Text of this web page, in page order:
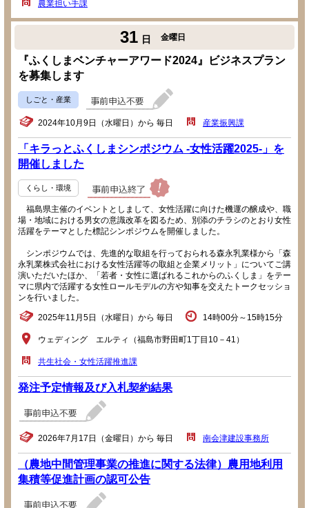
農業担い手課
31 日 金曜日
『ふくしまベンチャーアワード2024』ビジネスプラン
を募集します
しごと・産業
2024年10月9日（水曜日）から 毎日 産業振興課
「キラっとふくしまシンポジウム -女性活躍2025-」を
開催しました
くらし・環境
福島県主催のイベントとしまして、女性活躍に向けた機運の醸成や、職
場・地域における男女の意識改革を図るため、別添のチラシのとおり女性
活躍をテーマとした標記シンポジウムを開催しました。
シンポジウムでは、先進的な取組を行っておられる森永乳業様から「森
永乳業株式会社における女性活躍等の取組と企業メリット」についてご講
演いただいたほか、「若者・女性に選ばれるこれからのふくしま」をテー
マに県内で活躍する女性ロールモデルの方や知事を交えたトークセッショ
ンを行いました。
2025年11月5日（水曜日）から 毎日 14時00分～15時15分
ウェディング エルティ（福島市野田町1丁目10－41）
共生社会・女性活躍推進課
発注予定情報及び入札契約結果
2026年7月17日（金曜日）から 毎日 南会津建設事務所
（農地中間管理事業の推進に関する法律）農用地利用
集積等促進計画の認可公告